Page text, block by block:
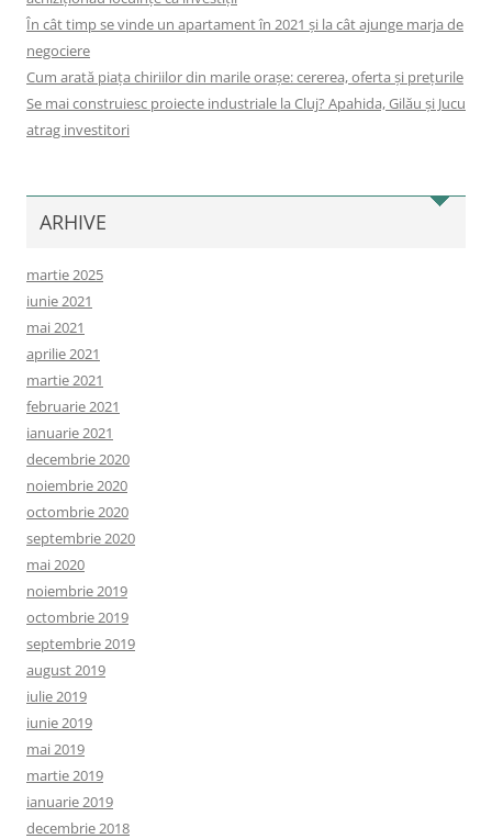
În cât timp se vinde un apartament în 2021 și la cât ajunge marja de
negociere
Cum arată piața chiriilor din marile orașe: cererea, oferta și prețurile
Se mai construiesc proiecte industriale la Cluj? Apahida, Gilău și Jucu
atrag investitori
ARHIVE
martie 2025
iunie 2021
mai 2021
aprilie 2021
martie 2021
februarie 2021
ianuarie 2021
decembrie 2020
noiembrie 2020
octombrie 2020
septembrie 2020
mai 2020
noiembrie 2019
octombrie 2019
septembrie 2019
august 2019
iulie 2019
iunie 2019
mai 2019
martie 2019
ianuarie 2019
decembrie 2018